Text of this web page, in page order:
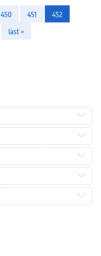
450 451
452
last »